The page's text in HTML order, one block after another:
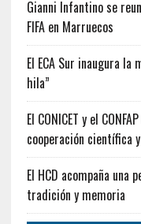
Gianni Infantino se
FIFA en Marruecos
El ECA Sur inaugura
hila”
El CONICET y el
cooperación científica
El HCD acompaña
tradición y memoria